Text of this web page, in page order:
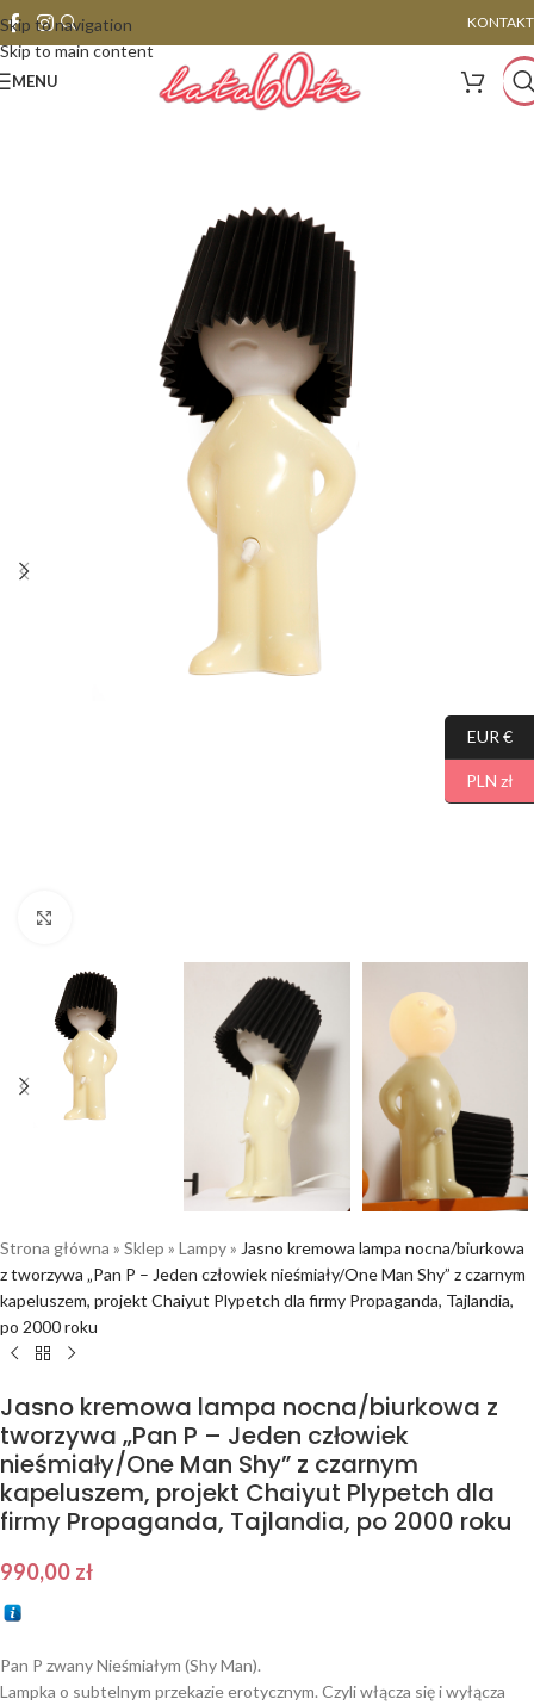
Skip to navigation
Skip to main content
KONTAKT
MENU
Strona główna » Sklep » Lampy» Jasno kremowa lampa nocna/biurkowa
z tworzywa „Pan P – Jeden człowiek nieśmiały/One Man Shy” z czarnym
kapeluszem, projekt Chaiyut Plypetch dla firmy Propaganda, Tajlandia,
po 2000 roku
Jasno kremowa lampa nocna/biurkowa z
tworzywa „Pan P – Jeden człowiek
nieśmiały/One Man Shy” z czarnym
kapeluszem, projekt Chaiyut Plypetch dla
firmy Propaganda, Tajlandia, po 2000 roku
990,00 zł
Pan P zwany Nieśmiałym (Shy Man).
Lampka o subtelnym przekazie erotycznym. Czyli włącza się i wyłącza
EUR €
PLN zł